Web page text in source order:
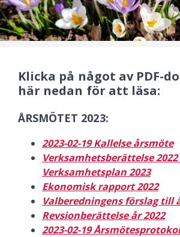
Klicka på något av PDF-
här nedan för att läsa:
ÅRSMÖTET 2023:
2023-02-19 Kallelse årsmöte
Verksamhetsberättelse
Verksamhetsplan 2023
Ekonomisk rapport 2022
Valberedningens förslag till
Revsionberättelse år 2022
2023-02-19